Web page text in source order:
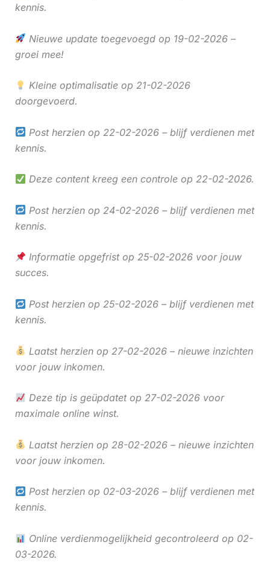
kennis.
Nieuwe update toegevoegd op 19-02-2026 –
groei mee!
Kleine optimalisatie op 21-02-2026
doorgevoerd.
Post herzien op 22-02-2026 – blijf verdienen met
kennis.
Deze content kreeg een controle op 22-02-2026.
Post herzien op 24-02-2026 – blijf verdienen met
kennis.
Informatie opgefrist op 25-02-2026 voor jouw
succes.
Post herzien op 25-02-2026 – blijf verdienen met
kennis.
Laatst herzien op 27-02-2026 – nieuwe inzichten
voor jouw inkomen.
Deze tip is geüpdatet op 27-02-2026 voor
maximale online winst.
Laatst herzien op 28-02-2026 – nieuwe inzichten
voor jouw inkomen.
Post herzien op 02-03-2026 – blijf verdienen met
kennis.
Online verdienmogelijkheid gecontroleerd op 02-
03-2026.